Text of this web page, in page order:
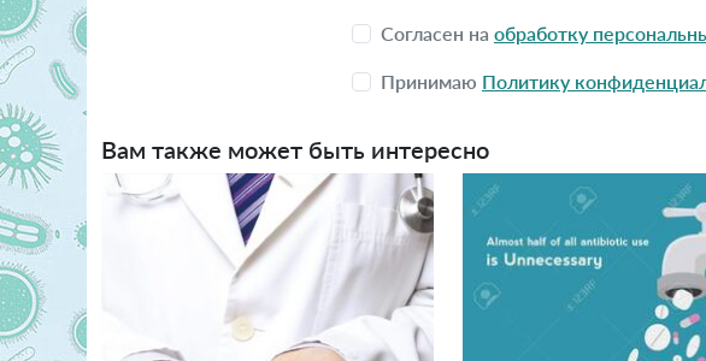
Согласен на обработку
Принимаю Политику
Вам также может быть интересно